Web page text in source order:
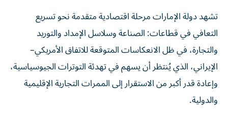
تشهد دولة الإمارات مرحلة اقتصادية متقدمة نحو تسريع
التعافي في قطاعات: الصناعة وسلاسل الإمداد والتوريد
والتجارة، في ظل الانعكاسات المتوقعة للاتفاق الأمريكي–
الإيراني، الذي يُنتظر أن يسهم في تهدئة التوترات الجيوسياسية،
وإعادة قدر أكبر من الاستقرار إلى الممرات التجارية الإقليمية
والدولية.